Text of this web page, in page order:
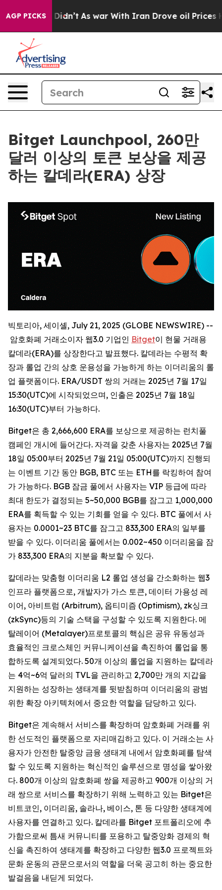
AGP PICKS
it Didn’t As war With Iran Drove oil Prices
Bitget Launchpool, 260만
달러 이상의 토큰 보상을 제공
하는 칼데라(ERA) 상장
빅토리아, 세이셸, July 21, 2025 (GLOBE NEWSWIRE) --
암호화폐 거래소이자 웹3.0 기업인 Bitget이 현물 거래용
칼데라(ERA)를 상장한다고 발표했다. 칼데라는 수평적 확
장과 롤업 간의 상호 운용성을 가능하게 하는 이더리움의 롤
업 플랫폼이다. ERA/USDT 쌍의 거래는 2025년 7월 17일
15:30(UTC)에 시작되었으며, 인출은 2025년 7월 18일
16:30(UTC)부터 가능하다.
Bitget은 총 2,666,600 ERA를 보상으로 제공하는 런치풀
캠페인 개시에 들어간다. 자격을 갖춘 사용자는 2025년 7월
18일 05:00부터 2025년 7월 21일 05:00(UTC)까지 진행되
는 이벤트 기간 동안 BGB, BTC 또는 ETH를 락킹하여 참여
가 가능하다. BGB 잠금 풀에서 사용자는 VIP 등급에 따라
최대 한도가 결정되는 5~50,000 BGB를 잠그고 1,000,000
ERA를 획득할 수 있는 기회를 얻을 수 있다. BTC 풀에서 사
용자는 0.0001~23 BTC를 잠그고 833,300 ERA의 일부를
받을 수 있다. 이더리움 풀에서는 0.002~450 이더리움을 잠
가 833,300 ERA의 지분을 확보할 수 있다.
칼데라는 맞춤형 이더리움 L2 롤업 생성을 간소화하는 웹3
인프라 플랫폼으로, 개발자가 가스 토큰, 데이터 가용성 레
이어, 아비트럼 (Arbitrum), 옵티미즘 (Optimism), zk싱크
(zkSync)등의 기술 스택을 구성할 수 있도록 지원한다. 메
탈레이어 (Metalayer)프로토콜의 핵심은 공유 유동성과
효율적인 크로스체인 커뮤니케이션을 촉진하여 롤업을 통
합하도록 설계되었다. 50개 이상의 롤업을 지원하는 칼데라
는 4억~6억 달러의 TVL을 관리하고 2,700만 개의 지갑을
지원하는 성장하는 생태계를 뒷받침하며 이더리움의 광범
위한 확장 아키텍처에서 중요한 역할을 담당하고 있다.
Bitget은 계속해서 서비스를 확장하며 암호화폐 거래를 위
한 선도적인 플랫폼으로 자리매김하고 있다. 이 거래소는 사
용자가 안전한 탈중앙 금융 생태계 내에서 암호화폐를 탐색
할 수 있도록 지원하는 혁신적인 솔루션으로 명성을 쌓아왔
다. 800개 이상의 암호화폐 쌍을 제공하고 900개 이상의 거
래 쌍으로 서비스를 확장하기 위해 노력하고 있는 Bitget은
비트코인, 이더리움, 솔라나, 베이스, 톤 등 다양한 생태계에
사용자를 연결하고 있다. 칼데라를 Bitget 포트폴리오에 추
가함으로써 틈새 커뮤니티를 포용하고 탈중앙화 경제의 혁
신을 촉진하여 생태계를 확장하고 다양한 웹3.0 프로젝트와
문화 운동의 관문으로서의 역할을 더욱 공고히 하는 중요한
발걸음을 내딛게 되었다.